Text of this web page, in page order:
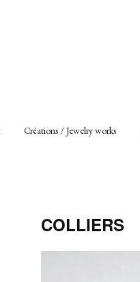
Créations / Jewelry works
COLLIERS